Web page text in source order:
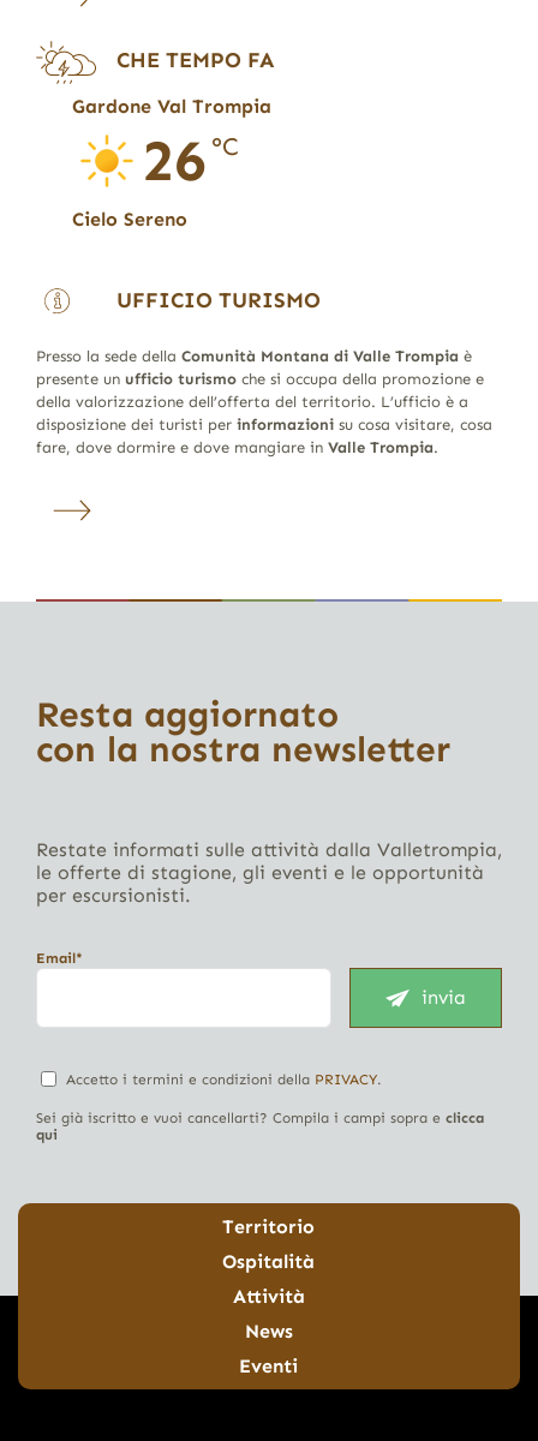
CHE TEMPO FA
Gardone Val Trompia
26 °C
Cielo Sereno
UFFICIO TURISMO
Presso la sede della Comunità Montana di Valle Trompia è
presente un ufficio turismoche si occupa della promozione e
della valorizzazione dell’offerta del territorio. L’ufficio è a
disposizione dei turisti per informazionisu cosa visitare, cosa
fare, dove dormire e dove mangiare in Valle Trompia.
Resta aggiornato
con la nostra newsletter
Restate informati sulle attività dalla Valletrompia,
le offerte di stagione, gli eventi e le opportunità
per escursionisti.
Email*
invia
Accetto i termini e condizioni della PRIVACY.
Sei già iscritto e vuoi cancellarti? Compila i campi sopra e clicca
qui
Territorio
Ospitalità
Attività
News
Eventi